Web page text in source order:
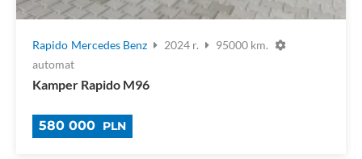
Rapido Mercedes Benz 2024 r.
95000 km.
automat
Kamper Rapido M96
580 000 PLN